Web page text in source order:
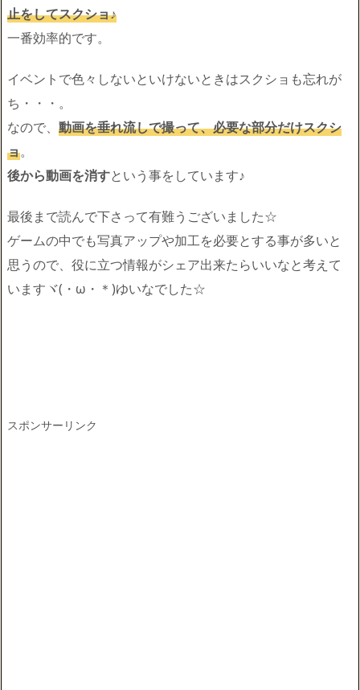
止をしてスクショ♪
一番効率的です。
イベントで色々しないといけないときはスクショも忘れが
ち・・・。
なので、 動画を垂れ流しで撮って、必要な部分だけスクシ
ョ。
後から動画を消すという事をしています♪
最後まで読んで下さって有難うございました☆
ゲームの中でも写真アップや加工を必要とする事が多いと
思うので、役に立つ情報がシェア出来たらいいなと考えて
いますヾ(・ω・＊)ゆいなでした☆
スポンサーリンク